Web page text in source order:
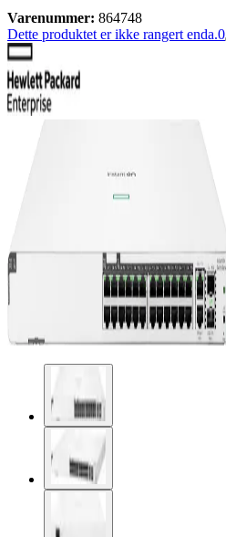
Varenummer: 864748
Dette produktet er ikke rangert enda.0